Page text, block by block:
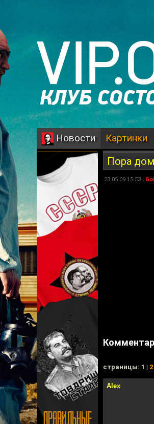
Новости Картинки
Пора
23.05.09 15:53 |
cтраницы: 1 | 2
Alex